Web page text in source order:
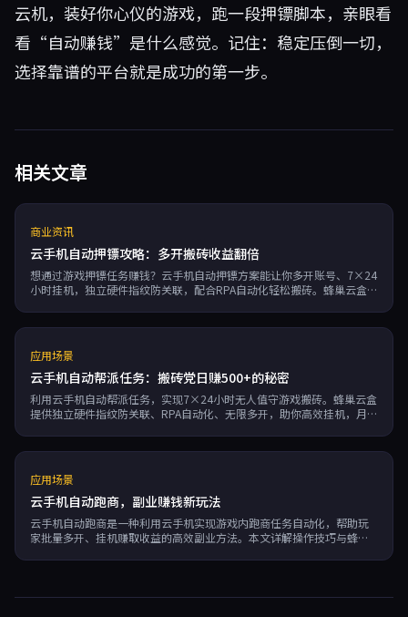
云机，装好你心仪的游戏，跑一段押镖脚本，亲眼看
看“自动赚钱”是什么感觉。记住：稳定压倒一切，
选择靠谱的平台就是成功的第一步。
相关文章
商业资讯
云手机自动押镖攻略：多开搬砖收益翻倍
想通过游戏押镖任务赚钱？云手机自动押镖方案能让你多开账号、7×24
小时挂机，独立硬件指纹防关联，配合RPA自动化轻松搬砖。蜂巢云盒按
应用场景
云手机自动帮派任务：搬砖党日赚500+的秘密
利用云手机自动帮派任务，实现7×24小时无人值守游戏搬砖。蜂巢云盒
提供独立硬件指纹防关联、RPA自动化、无限多开，助你高效挂机，月入
应用场景
云手机自动跑商，副业赚钱新玩法
云手机自动跑商是一种利用云手机实现游戏内跑商任务自动化，帮助玩
家批量多开、挂机赚取收益的高效副业方法。本文详解操作技巧与蜂巢